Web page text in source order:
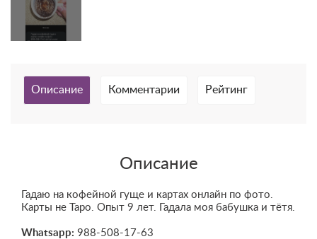
Описание Комментарии Рейтинг
Описание
Гадаю на кофейной гуще и картах онлайн по фото.
Карты не Таро. Опыт 9 лет. Гадала моя бабушка и тётя.
Whatsapp: 988-508-17-63